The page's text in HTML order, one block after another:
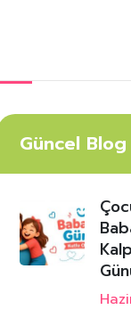
Güncel Blog